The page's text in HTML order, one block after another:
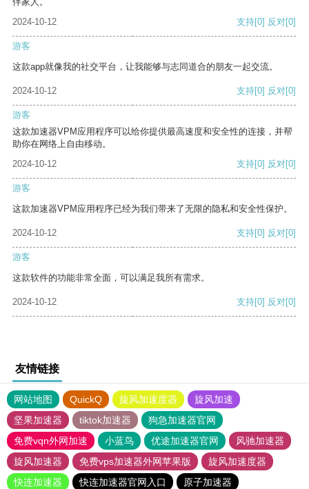
2024-10-12
支持[0] 反对[0]
游客
这款app就像我的社交平台，让我能够与志同道合的朋友一起交流。
2024-10-12 支持[0] 反对[0]
游客
这款加速器VPM应用程序可以给你提供最高速度和安全性的连接，并帮
助你在网络上自由移动。
2024-10-12
支持[0] 反对[0]
游客
这款加速器VPM应用程序已经为我们带来了无限的隐私和安全性保护。
2024-10-12 支持[0] 反对[0]
游客
这款软件的功能非常全面，可以满足我所有需求。
2024-10-12 支持[0] 反对[0]
友情链接
网站地图 QuickQ 旋风加速度器
旋风加速
坚果加速器
tiktok加速器
狗急加速器官网
免费vqn外网加速
小蓝鸟 优途加速器官网
风驰加速器
旋风加速器
免费vps加速器外网苹果版
旋风加速度器
快连加速器
快连加速器官网入口
原子加速器